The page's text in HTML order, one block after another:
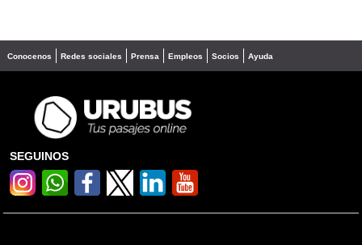
Conocenos Redes sociales Prensa Empleos Socios Ayuda
SEGUINOS